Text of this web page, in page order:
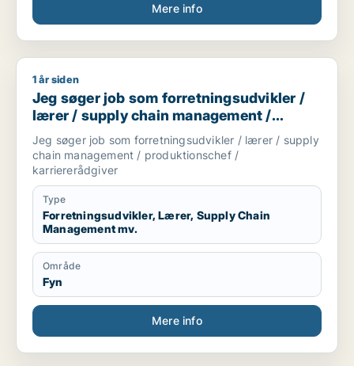
Mere info
Jeg søger job som forretningsudvikler / lærer / supply
1 år siden
Jeg søger job som forretningsudvikler /
lærer / supply chain management /
produktionschef / karriererådgiver
Jeg søger job som forretningsudvikler / lærer / supply
chain management / produktionschef /
karriererådgiver
Type
Forretningsudvikler, Lærer, Supply Chain
Management mv.
Område
Fyn
Mere info